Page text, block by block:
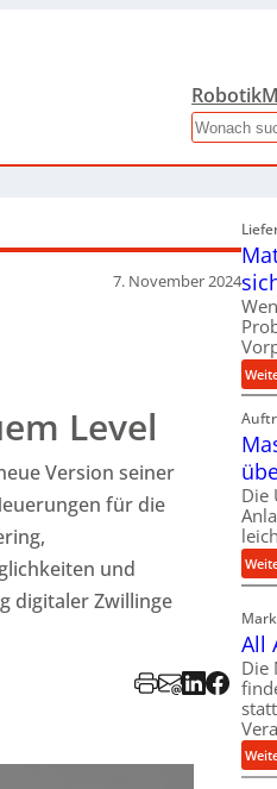
Robotik
Search
7. November 2024
Level
Version seiner
für die
und
digitaler Zwillinge
Die
All
Die